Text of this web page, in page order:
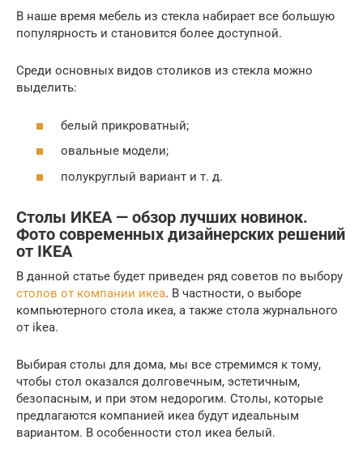
В наше время мебель из стекла набирает все большую
популярность и становится более доступной.
Среди основных видов столиков из стекла можно
выделить:
белый прикроватный;
овальные модели;
полукруглый вариант и т. д.
Столы ИКЕА — обзор лучших новинок.
Фото современных дизайнерских решений
от IKEA
В данной статье будет приведен ряд советов по выбору
столов от компании икеа. В частности, о выборе
компьютерного стола икеа, а также стола журнального
от ikea.
Выбирая столы для дома, мы все стремимся к тому,
чтобы стол оказался долговечным, эстетичным,
безопасным, и при этом недорогим. Столы, которые
предлагаются компанией икеа будут идеальным
вариантом. В особенности стол икеа белый.